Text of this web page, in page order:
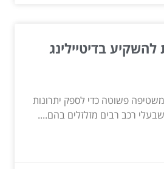
להשקיע בדיטיילינג
משטיפה פשוטה כדי לספק יתרונות
שבעלי רכב רבים מזלזלים בהם....